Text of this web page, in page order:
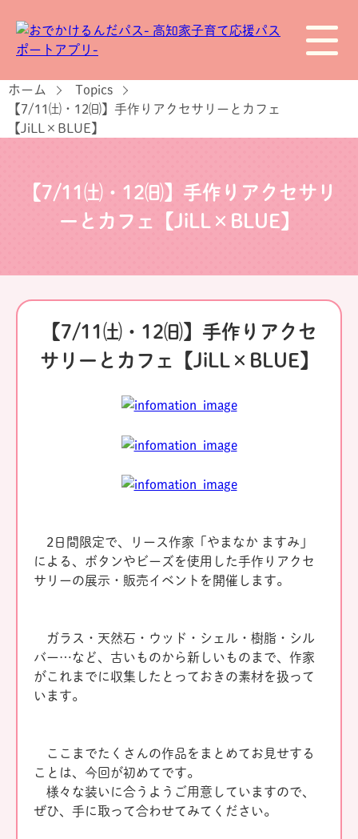
ホーム
Topics
【7/11㈯・12㈰】手作りアクセサリーとカフェ
【JiLL×BLUE】
【7/11㈯・12㈰】手作りアクセサリ
ーとカフェ【JiLL×BLUE】
【7/11㈯・12㈰】手作りアクセ
サリーとカフェ【JiLL×BLUE】
2日間限定で、リース作家「やまなか ますみ」
による、ボタンやビーズを使用した手作りアクセ
サリーの展示・販売イベントを開催します。
ガラス・天然石・ウッド・シェル・樹脂・シル
バー…など、古いものから新しいものまで、作家
がこれまでに収集したとっておきの素材を扱って
います。
ここまでたくさんの作品をまとめてお見せする
ことは、今回が初めてです。
様々な装いに合うようご用意していますので、
ぜひ、手に取って合わせてみてください。